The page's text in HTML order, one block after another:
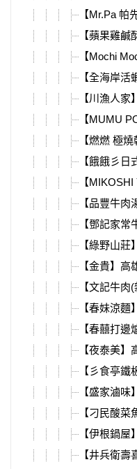
【Mr.Pa
【蘋果雞
【Mochi
【全海岸
【川漁人
【MUMU
【燃燃 極
【餓餓彡
【
【品豐牛
【鄧記家
【綠野山
【金貴】
【文記牛
【春妹涼
【春囍打
【夜泰美
【彡食亭
【盛家滷
【刁民酸
【伊根鍋
【井兵衛